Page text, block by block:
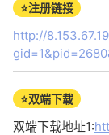
⭐注册链接
http://
⭐双端下载
双端下载地址1: